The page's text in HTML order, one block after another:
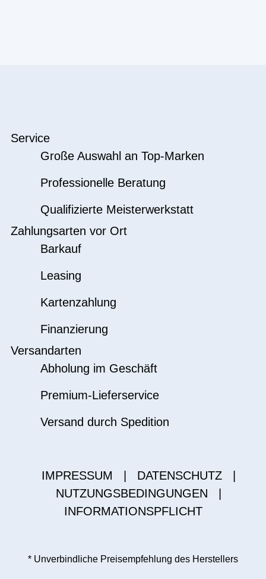
Service
Große Auswahl an Top-Marken
Professionelle Beratung
Qualifizierte Meisterwerkstatt
Zahlungsarten vor Ort
Barkauf
Leasing
Kartenzahlung
Finanzierung
Versandarten
Abholung im Geschäft
Premium-Lieferservice
Versand durch Spedition
IMPRESSUM DATENSCHUTZ
NUTZUNGSBEDINGUNGEN
INFORMATIONSPFLICHT
* Unverbindliche Preisempfehlung des Herstellers